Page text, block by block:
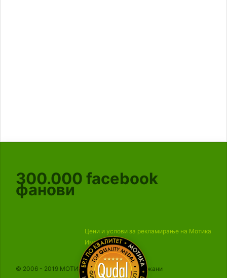
300.000 facebook
фанови
Цени и услови за рекламирање на Мотика
Импресум
© 2006 - 2019 МОТИКА, Сите права се задржани